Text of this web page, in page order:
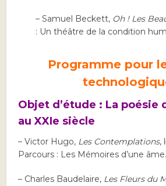
– Samuel Beckett, Oh ! Les
: Un théâtre de la condition
Programme pour
Objet d’étude : La poésie
au XXIe siècle
– Victor Hugo, Les Contemplations,
Parcours : Les Mémoires d’une âme.
– Charles Baudelaire, Les Fleurs du